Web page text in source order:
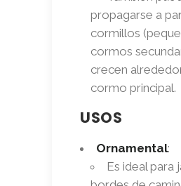
propagarse a
cormillos
cormos
crecen
cormo principal.
USOS
Ornamental:
Es ideal para